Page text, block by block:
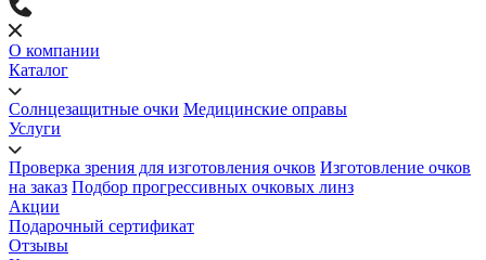
О компании
Каталог
Солнцезащитные очки Медицинские оправы
Услуги
Проверка зрения для изготовления очков Изготовление очков
на заказ Подбор прогрессивных очковых линз
Акции
Подарочный сертификат
Отзывы